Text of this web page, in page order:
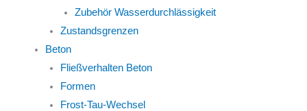
Zubehör Wasserdurchlässigkeit
Zustandsgrenzen
Beton
Fließverhalten Beton
Formen
Frost-Tau-Wechsel